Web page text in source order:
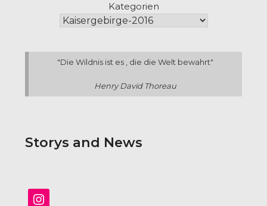
Kategorien
"Die Wildnis ist es , die die Welt bewahrt"
Henry David Thoreau
Storys and News
Instagram